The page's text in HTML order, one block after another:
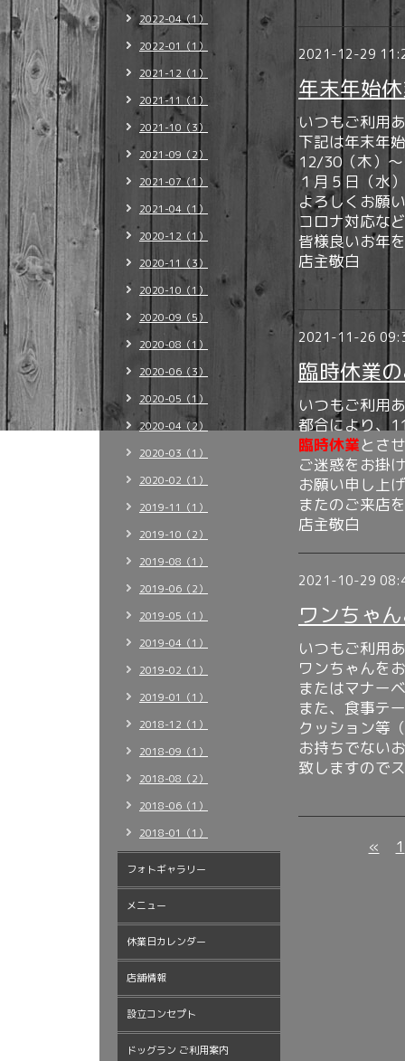
2021-12-29
年末年始
いつもご利用
下記は年末年
12/30（木）
１月５日（水
よろしくお願
コロナ対応な
皆様良いお年
店主敬白
2021-11-26
臨時休業
いつもご利用
都合により、
臨時休業とさ
ご迷惑をお掛
お願い申し上
またのご来店
店主敬白
2021-10-29
ワンちゃ
いつもご利用
ワンちゃんを
またはマナー
また、食事テ
クッション等
お持ちでない
致しますので
« 1
2022-04（1）
2022-01（1）
2021-12（1）
2021-11（1）
2021-10（3）
2021-09（2）
2021-07（1）
2021-04（1）
2020-12（1）
2020-11（3）
2020-10（1）
2020-09（5）
2020-08（1）
2020-06（3）
2020-05（1）
2020-04（2）
2020-03（1）
2020-02（1）
2019-11（1）
2019-10（2）
2019-08（1）
2019-06（2）
2019-05（1）
2019-04（1）
2019-02（1）
2019-01（1）
2018-12（1）
2018-09（1）
2018-08（2）
2018-06（1）
2018-01（1）
フォトギャラリー
メニュー
休業日カレンダー
店舗情報
設立コンセプト
ドッグラン ご利用案内